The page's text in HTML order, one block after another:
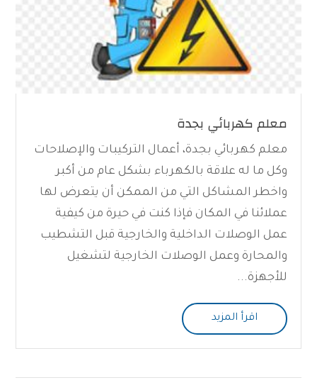
معلم كهربائي بجدة
معلم كهربائي بجدة، أعمال التركيبات والإصلاحات
وكل ما له علاقة بالكهرباء بشكل عام من أكبر
واخطر المشاكل التي من الممكن أن يتعرض لها
عملائنا في المكان فإذا كنت في حيرة من كيفية
عمل الوصلات الداخلية والخارجية قبل التشطيب
والمحارة وعمل الوصلات الخارجية لتشغيل
للأجهزة...
اقرأ المزيد